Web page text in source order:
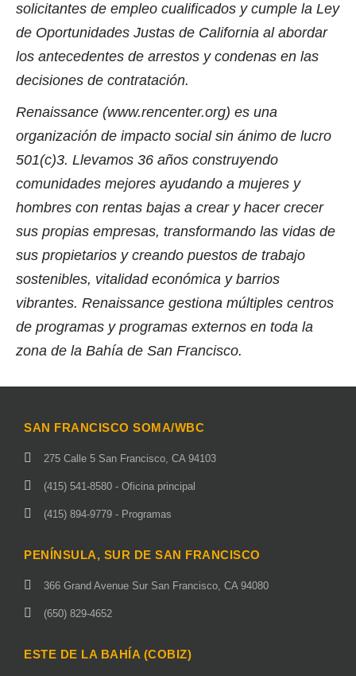
solicitantes de empleo cualificados y cumple la Ley
de Oportunidades Justas de California al abordar
los antecedentes de arrestos y condenas en las
decisiones de contratación.
Renaissance (www.rencenter.org) es una
organización de impacto social sin ánimo de lucro
501(c)3. Llevamos 36 años construyendo
comunidades mejores ayudando a mujeres y
hombres con rentas bajas a crear y hacer crecer
sus propias empresas, transformando las vidas de
sus propietarios y creando puestos de trabajo
sostenibles, vitalidad económica y barrios
vibrantes. Renaissance gestiona múltiples centros
de programas y programas externos en toda la
zona de la Bahía de San Francisco.
SAN FRANCISCO SOMA/WBC
275 Calle 5 San Francisco, CA 94103
(415) 541-8580 - Oficina principal
(415) 894-9779 - Programas
PENÍNSULA, SUR DE SAN FRANCISCO
366 Grand Avenue Sur San Francisco, CA 94080
(650) 829-4652
ESTE DE LA BAHÍA (COBIZ)